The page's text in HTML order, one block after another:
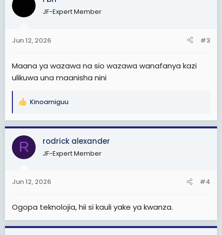
i
s
JF-Expert Member
Jun 12, 2026 #3
Maana ya wazawa na sio wazawa wanafanya kazi
ulikuwa una maanisha nini
R
a
c
i
s
Kinoamiguu
R rodrick alexander
JF-Expert Member
Jun 12, 2026 #4
Ogopa teknolojia, hii si kauli yake ya kwanza.